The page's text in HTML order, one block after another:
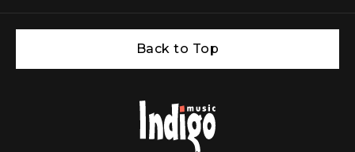
трансляцій
і
ТБ
Для
блогерів
Для
домашньої
Back to Top